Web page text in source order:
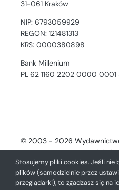
31-061 Kraków
NIP: 6793059929
REGON: 121481313
KRS: 0000380898
Bank Millenium
PL 62 1160 2202 0000 0001
© 2003 - 2026
- Digital
Stosujemy pliki cookies. Jeśli nie
plików (samodzielnie przez
przeglądarki), to zgadzasz się na